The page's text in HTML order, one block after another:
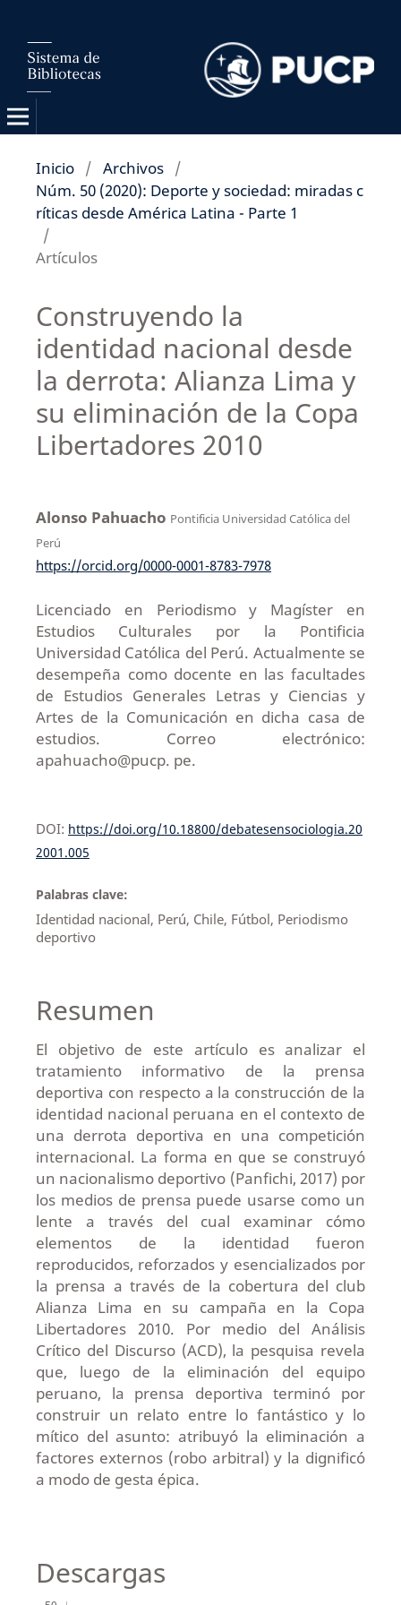
Inicio / Archivos /
Núm. 50 (2020): Deporte y sociedad: miradas c
ríticas desde América Latina - Parte 1
/
Artículos
Construyendo la
identidad nacional desde
la derrota: Alianza Lima y
su eliminación de la Copa
Libertadores 2010
Alonso Pahuacho Pontificia Universidad Católica del
Perú
https://orcid.org/0000-0001-8783-7978
Licenciado en Periodismo y Magíster en
Estudios Culturales por la Pontificia
Universidad Católica del Perú. Actualmente se
desempeña como docente en las facultades
de Estudios Generales Letras y Ciencias y
Artes de la Comunicación en dicha casa de
estudios. Correo electrónico:
apahuacho@pucp. pe.
DOI: https://doi.org/10.18800/debatesensociologia.20
2001.005
Palabras clave:
Identidad nacional, Perú, Chile, Fútbol, Periodismo
deportivo
Resumen
El objetivo de este artículo es analizar el
tratamiento informativo de la prensa
deportiva con respecto a la construcción de la
identidad nacional peruana en el contexto de
una derrota deportiva en una competición
internacional. La forma en que se construyó
un nacionalismo deportivo (Panfichi, 2017) por
los medios de prensa puede usarse como un
lente a través del cual examinar cómo
elementos de la identidad fueron
reproducidos, reforzados y esencializados por
la prensa a través de la cobertura del club
Alianza Lima en su campaña en la Copa
Libertadores 2010. Por medio del Análisis
Crítico del Discurso (ACD), la pesquisa revela
que, luego de la eliminación del equipo
peruano, la prensa deportiva terminó por
construir un relato entre lo fantástico y lo
mítico del asunto: atribuyó la eliminación a
factores externos (robo arbitral) y la dignificó
a modo de gesta épica.
Descargas